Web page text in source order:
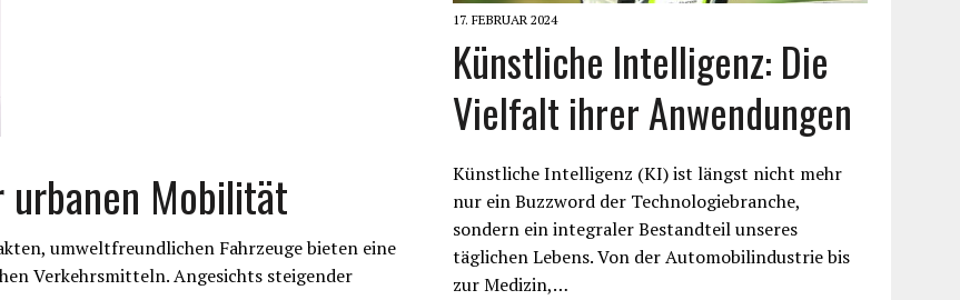
Mobilität
umweltfreundlichen Fahrzeuge bieten eine
Verkehrsmitteln. Angesichts steigender
17. FEBRUAR 2024
Künstliche Intelligenz: Die
Vielfalt ihrer Anwendungen
Künstliche Intelligenz (KI) ist längst nicht mehr
nur ein Buzzword der Technologiebranche,
sondern ein integraler Bestandteil unseres
täglichen Lebens. Von der Automobilindustrie bis
zur Medizin,…